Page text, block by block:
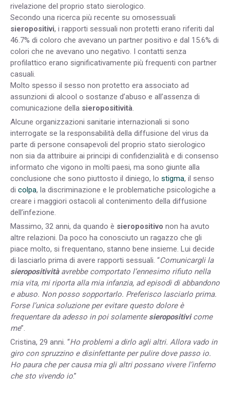
rivelazione del proprio stato sierologico.
Secondo una ricerca più recente su omosessuali
sieropositivi, i rapporti sessuali non protetti erano riferiti dal
46.7% di coloro che avevano un partner positivo e dal 15.6% di
colori che ne avevano uno negativo. I contatti senza
profilattico erano significativamente più frequenti con partner
casuali.
Molto spesso il sesso non protetto era associato ad
assunzioni di alcool o sostanze d’abuso e all’assenza di
comunicazione della sieropositività.
Alcune organizzazioni sanitarie internazionali si sono
interrogate se la responsabilità della diffusione del virus da
parte di persone consapevoli del proprio stato sierologico
non sia da attribuire ai principi di confidenzialità e di consenso
informato che vigono in molti paesi, ma sono giunte alla
conclusione che sono piuttosto il diniego, lo stigma, il senso
di colpa, la discriminazione e le problematiche psicologiche a
creare i maggiori ostacoli al contenimento della diffusione
dell’infezione.
Massimo, 32 anni, da quando è sieropositivo non ha avuto
altre relazioni. Da poco ha conosciuto un ragazzo che gli
piace molto, si frequentano, stanno bene insieme. Lui decide
di lasciarlo prima di avere rapporti sessuali. “Comunicargli la
sieropositivitàavrebbe comportato l’ennesimo rifiuto nella
mia vita, mi riporta alla mia infanzia, ad episodi di abbandono
e abuso. Non posso sopportarlo. Preferisco lasciarlo prima.
Forse l’unica soluzione per evitare questo dolore è
frequentare da adesso in poi solamente sieropositivicome
me”.
Cristina, 29 anni. “Ho problemi a dirlo agli altri. Allora vado in
giro con spruzzino e disinfettante per pulire dove passo io.
Ho paura che per causa mia gli altri possano vivere l’inferno
che sto vivendo io.”